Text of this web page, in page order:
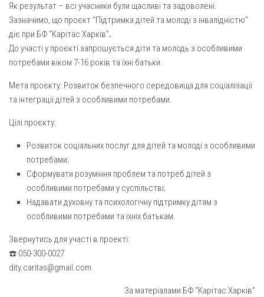
Всіх Святих українського народу (м. Полтава)
Свято-Юріївська парафія (м. Полтава)
Архистратига Михаїла (с. Пригарівка)
Благовіщення Пресвятої Богородиці (с. Шевченки)
Введення у храм Пресвятої Богородиці (с. Дашківка)
Вознесіння ГНІХ (с. Витівка)
Пророка Іллі (смт. Білики)
Різдва Пресвятої Богородиці (с. Вільховатка)
Св. Апостола Андрія Первозванного (с. Засулля)
Св. Миколая (с. Деменки)
Успіння Пресвятої Богородиці (м. Кременчук)
Успіння Пресвятої Богородиці (м. Лубни)
Парохії Сумської області
Як результат – всі учасники були щасливі та задоволені.
Зазначимо, що проєкт “Підтримка дітей та молоді з інвалідністю”
діє при БФ “Карітас Харків”.
До участі у проєкті запрошується діти та молодь з особливими
потребами віком 7-16 років та їхні батьки.
Мета проєкту: Розвиток безпечного середовища для соціалізації
та інтеграції дітей з особливими потребами.
Цілі проєкту:
Розвиток соціальних послуг для дітей та молоді з особливими
потребами;
Сформувати розуміння проблем та потреб дітей з
особливими потребами у суспільстві;
Надавати духовну та психологічну підтримку дітям з
особливими потребами та їхніх батькам.
Звернутись для участі в проекті:
☎️ 050-300-0027
dity.caritas@gmail.com
За матеріалами БФ “Карітас Харків”